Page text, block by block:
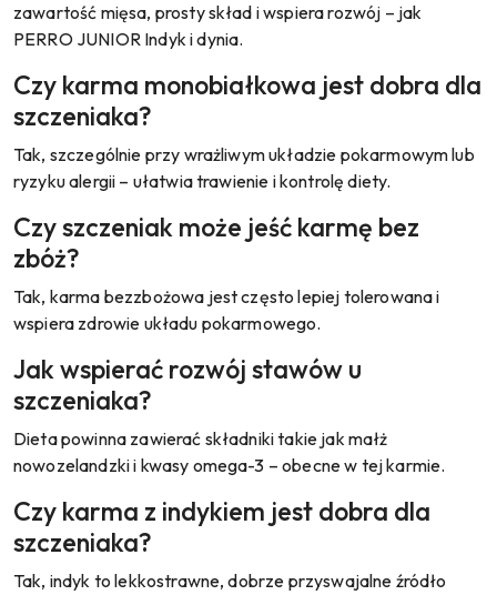
zawartość mięsa, prosty skład i wspiera rozwój – jak
PERRO JUNIOR Indyk i dynia.
Czy karma monobiałkowa jest dobra dla
szczeniaka?
Tak, szczególnie przy wrażliwym układzie pokarmowym lub
ryzyku alergii – ułatwia trawienie i kontrolę diety.
Czy szczeniak może jeść karmę bez
zbóż?
Tak, karma bezzbożowa jest często lepiej tolerowana i
wspiera zdrowie układu pokarmowego.
Jak wspierać rozwój stawów u
szczeniaka?
Dieta powinna zawierać składniki takie jak małż
nowozelandzki i kwasy omega-3 – obecne w tej karmie.
Czy karma z indykiem jest dobra dla
szczeniaka?
Tak, indyk to lekkostrawne, dobrze przyswajalne źródło